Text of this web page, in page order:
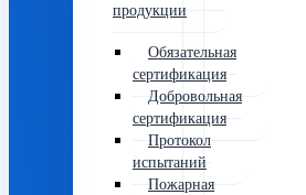
продукции
Обязательная
сертификация
Добровольная
сертификация
Протокол
испытаний
Пожарная